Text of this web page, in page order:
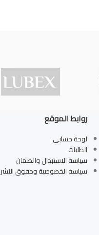
روابط الموقع
لوحة حسابي
الطلبات
سياسة الاستبدال والضمان
سياسة الخصوصية وحقوق النشر